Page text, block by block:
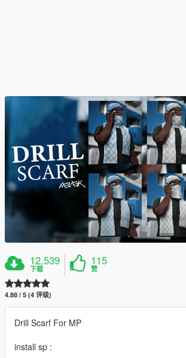
12,539
下载
115
赞
4.88 / 5 (4 评级)
Drill Scarf For MP
install sp :